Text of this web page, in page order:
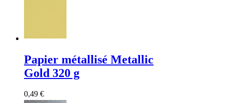
Papier métallisé Metallic
Gold 320 g
0,49 €